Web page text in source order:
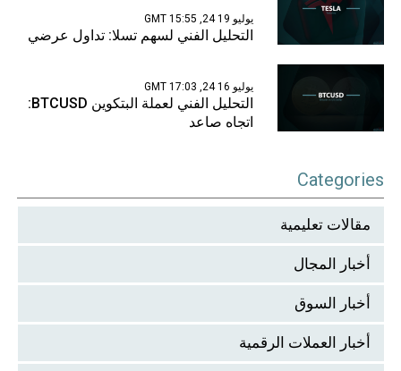
يوليو 19 24, 15:55 GMT
التحليل الفني لسهم تسلا: تداول عرضي
يوليو 16 24, 17:03 GMT
التحليل الفني لعملة البتكوين BTCUSD:
اتجاه صاعد
Categories
مقالات تعليمية
أخبار المجال
أخبار السوق
أخبار العملات الرقمية